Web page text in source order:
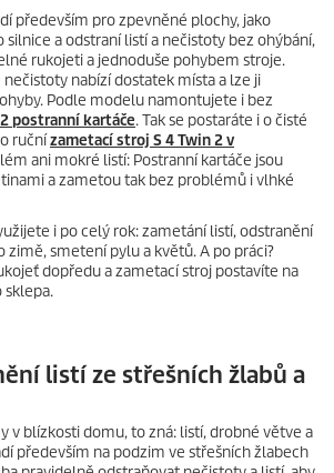
především pro zpevněné plochy, jako
silnice a odstraní listí a nečistoty bez ohýbání,
rukojeti a jednoduše pohybem stroje.
nabízí dostatek místa a lze ji
Podle modelu namontujete i bez
postranní kartáče. Tak se postaráte i o čisté
ručnízametací stroj S 4 Twin 2 v
ani mokré listí: Postranní kartáče jsou
a zametou tak bez problémů i vlhké
i po celý rok: zametání listí, odstranění
zimě, smetení pylu a květů. A po práci?
dopředu a zametací stroj postavíte na
sklepa.
listí ze střešních žlabů a
v blízkosti domu, to zná: listí, drobné větve a
především na podzim ve střešních žlabech